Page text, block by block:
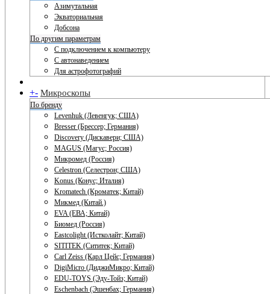
Азимутальная
Экваториальная
Добсона
По другим параметрам
С подключением к компьютеру
С автонаведением
Для астрофотографий
+- Микроскопы
По бренду
Levenhuk (Левенгук; США)
Bresser (Брессер; Германия)
Discovery (Дискавери; США)
MAGUS (Магус; Россия)
Микромед (Россия)
Celestron (Селестрон; США)
Konus (Конус; Италия)
Kromatech (Кроматек; Китай)
Микмед (Китай.)
EVA (ЕВА; Китай)
Биомед (Россия)
Eastcolight (Истколайт; Китай)
SITITEK (Сититек; Китай)
Carl Zeiss (Карл Цейс; Германия)
DigiMicro (ДиджиМикро; Китай)
EDU-TOYS (Эду-Тойз; Китай)
Eschenbach (Эшенбах; Германия)